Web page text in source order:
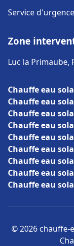
Service
Zone
Luc la Primaube,
Chauffe eau
Chauffe eau
Chauffe eau
Chauffe eau
Chauffe eau
Chauffe eau
Chauffe eau
Chauffe eau
Chauffe eau
© 2026 chauffe-